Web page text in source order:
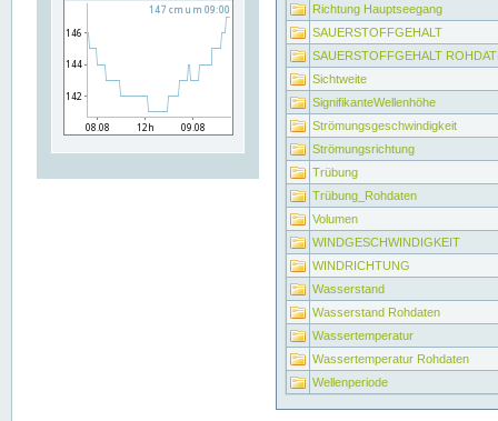
Richtung Hauptseegang
SAUERSTOFFGEHALT
SAUERSTOFFGEHALT
Sichtweite
SignifikanteWellenhöhe
Strömungsgeschwindigkeit
Strömungsrichtung
Trübung
Trübung_Rohdaten
Volumen
WINDGESCHWINDIGKEIT
WINDRICHTUNG
Wasserstand
Wasserstand Rohdaten
Wassertemperatur
Wassertemperatur Rohdaten
Wellenperiode